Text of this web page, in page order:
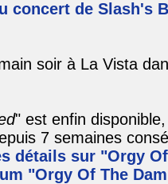
concert de Slash's
soir à La Vista
" est enfin
7 semaines
détails sur "Orgy
"Orgy Of The